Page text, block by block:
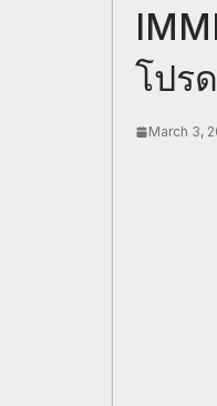
โปร
March 3,